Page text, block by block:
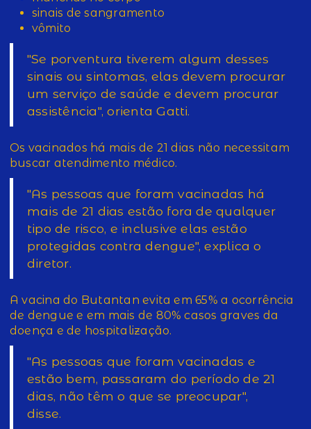
sinais de sangramento
vômito
"Se porventura tiverem algum desses
sinais ou sintomas, elas devem procurar
um serviço de saúde e devem procurar
assistência", orienta Gatti.
Os vacinados há mais de 21 dias não necessitam
buscar atendimento médico.
"As pessoas que foram vacinadas há
mais de 21 dias estão fora de qualquer
tipo de risco, e inclusive elas estão
protegidas contra dengue", explica o
diretor.
A vacina do Butantan evita em 65% a ocorrência
de dengue e em mais de 80% casos graves da
doença e de hospitalização.
"As pessoas que foram vacinadas e
estão bem, passaram do período de 21
dias, não têm o que se preocupar",
disse.